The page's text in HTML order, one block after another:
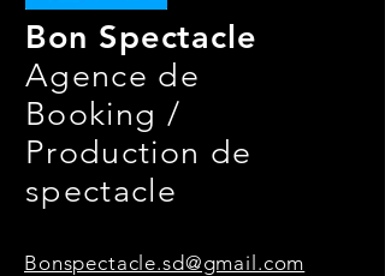
Bon Spectacle
Agence de
Booking /
Production de
spectacle
Bonspectacle.sd@gmail.com